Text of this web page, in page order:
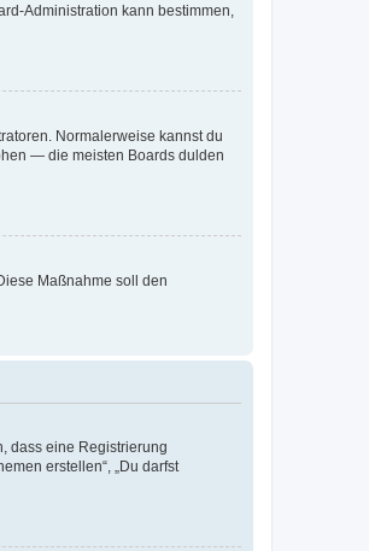
Administration kann bestimmen,
Normalerweise kannst du
— die meisten Boards dulden
Maßnahme soll den
dass eine Registrierung
erstellen“, „Du darfst